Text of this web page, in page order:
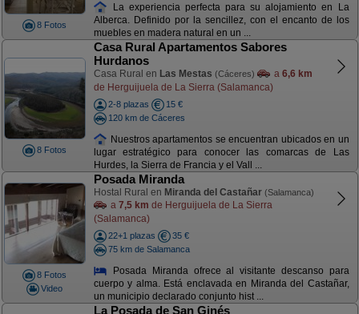
8 Fotos
La experiencia perfecta para su alojamiento en La
Alberca. Definido por la sencillez, con el encanto de los
muebles en madera natural en un ...
8 Fotos
Casa Rural Apartamentos Sabores
Hurdanos
Casa Rural en Las Mestas (Cáceres) a 6,6 km
de Herguijuela de La Sierra (Salamanca)
2-8 plazas
15 €
120 km de Cáceres
Nuestros apartamentos se encuentran ubicados en un
lugar estratégico para conocer las comarcas de Las
Hurdes, la Sierra de Francia y el Vall ...
8 Fotos
Video
Posada Miranda
Hostal Rural en Miranda del Castañar (Salamanca)
a 7,5 km de Herguijuela de La Sierra
(Salamanca)
22+1 plazas
35 €
75 km de Salamanca
Posada Miranda ofrece al visitante descanso para
cuerpo y alma. Está enclavada en Miranda del Castañar,
un municipio declarado conjunto hist ...
La Posada de San Ginés